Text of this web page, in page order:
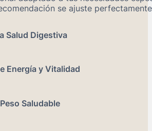
se ajuste
Salud Digestiva
Energía y Vitalidad
Saludable